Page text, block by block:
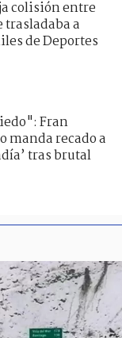
colisión entre
trasladaba a
de Deportes
Fran
manda recado a
tras brutal